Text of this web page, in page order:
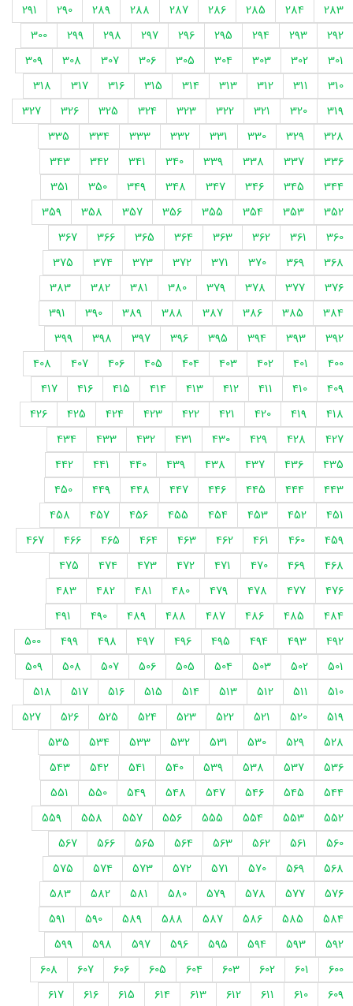
283
284
285
286
287
288
289
290
291
292
293
294
295
296
297
298
299
300
301
302
303
304
305
306
307
308
309
310
311
312
313
314
315
316
317
318
319
320
321
322
323
324
325
326
327
328
329
330
331
332
333
334
335
336
337
338
339
340
341
342
343
344
345
346
347
348
349
350
351
352
353
354
355
356
357
358
359
360
361
362
363
364
365
366
367
368
369
370
371
372
373
374
375
376
377
378
379
380
381
382
383
384
385
386
387
388
389
390
391
392
393
394
395
396
397
398
399
400
401
402
403
404
405
406
407
408
409
410
411
412
413
414
415
416
417
418
419
420
421
422
423
424
425
426
427
428
429
430
431
432
433
434
435
436
437
438
439
440
441
442
443
444
445
446
447
448
449
450
451
452
453
454
455
456
457
458
459
460
461
462
463
464
465
466
467
468
469
470
471
472
473
474
475
476
477
478
479
480
481
482
483
484
485
486
487
488
489
490
491
492
493
494
495
496
497
498
499
500
501
502
503
504
505
506
507
508
509
510
511
512
513
514
515
516
517
518
519
520
521
522
523
524
525
526
527
528
529
530
531
532
533
534
535
536
537
538
539
540
541
542
543
544
545
546
547
548
549
550
551
552
553
554
555
556
557
558
559
560
561
562
563
564
565
566
567
568
569
570
571
572
573
574
575
576
577
578
579
580
581
582
583
584
585
586
587
588
589
590
591
592
593
594
595
596
597
598
599
600
601
602
603
604
605
606
607
608
609
610
611
612
613
614
615
616
617